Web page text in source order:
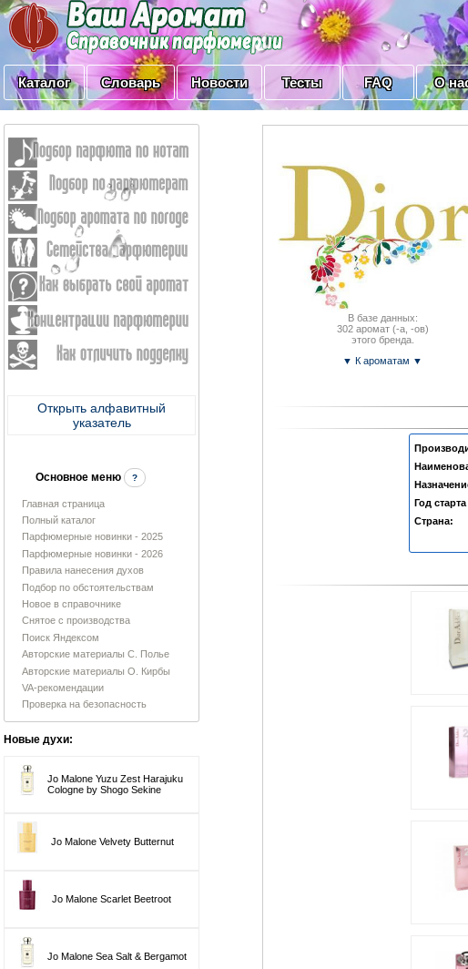
Каталог Словарь Новости Тесты FAQ О
Открыть алфавитный
указатель
Основное меню ?
Главная страница
Полный каталог
Парфюмерные новинки - 2025
Парфюмерные новинки - 2026
Правила нанесения духов
Подбор по обстоятельствам
Новое в справочнике
Снятое с производства
Поиск Яндексом
Авторские материалы С. Полье
Авторские материалы О. Кирбы
VA-рекомендации
Проверка на безопасность
Новые духи:
Jo Malone Yuzu Zest Harajuku
Cologne by Shogo Sekine
Jo Malone Velvety Butternut
Jo Malone Scarlet Beetroot
Jo Malone Sea Salt & Bergamot
В базе данных:
302аромат (-a, -ов)
этого бренда.
▼ К ароматам ▼
Год
Страна: